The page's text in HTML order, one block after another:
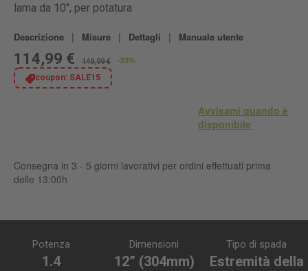
lama da 10", per potatura
Descrizione | Misure | Dettagli | Manuale utente
114,99 € 149,99 € -23%
coupon: SALE15
Avvisami quando è
disponibile
Consegna in 3 - 5 giorni lavorativi per ordini effettuati prima
delle 13:00h
1.4
Potenza
12” (304mm)
Dimensioni
Estremità della
Tipo di spada